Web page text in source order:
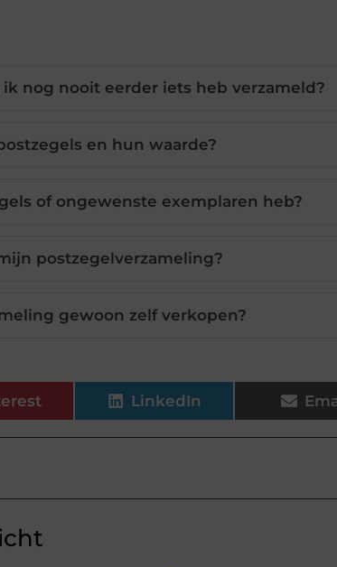
nog nooit eerder iets heb verzameld?
en hun waarde?
of ongewenste exemplaren heb?
postzegelverzameling?
gewoon zelf verkopen?
LinkedIn